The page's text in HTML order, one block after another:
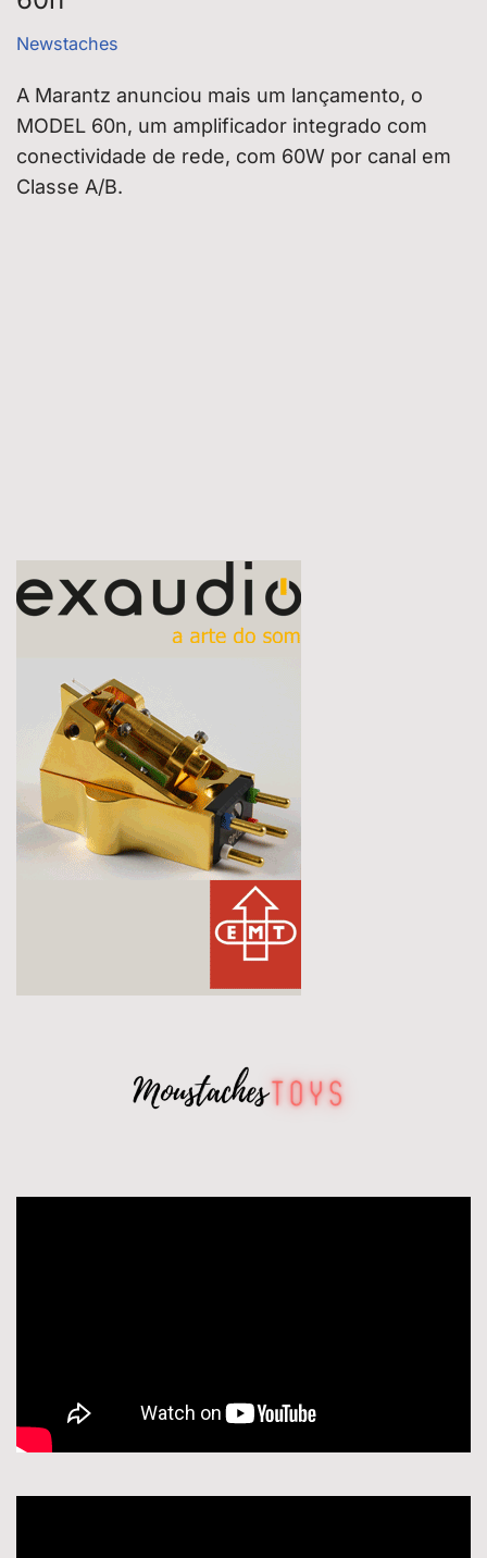
Newstaches
A Marantz anunciou mais um lançamento, o
MODEL 60n, um amplificador integrado com
conectividade de rede, com 60W por canal em
Classe A/B.